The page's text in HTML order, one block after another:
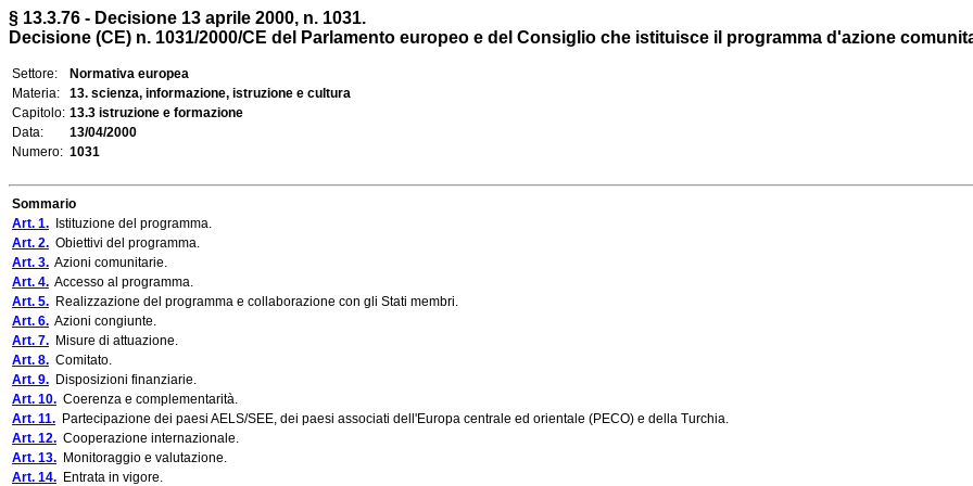
§ 13.3.76 - Decisione 13 aprile 2000, n. 1031.
Decisione (CE) n. 1031/2000/CE del Parlamento europeo e del Consiglio che istituisce il programma d'azione
Settore:
Normativa europea
Materia:
13. scienza, informazione, istruzione e cultura
Capitolo: 13.3 istruzione e formazione
Data:
13/04/2000
Numero: 1031
Sommario
Art. 1. Istituzione del programma.
Art. 2. Obiettivi del programma.
Art. 3. Azioni comunitarie.
Art. 4. Accesso al programma.
Art. 5. Realizzazione del programma e collaborazione con gli Stati membri.
Art. 6. Azioni congiunte.
Art. 7. Misure di attuazione.
Art. 8. Comitato.
Art. 9. Disposizioni finanziarie.
Art. 10. Coerenza e complementarità.
Art. 11. Partecipazione dei paesi AELS/SEE, dei paesi associati dell'Europa centrale ed orientale (PECO) e della Turchia.
Art. 12. Cooperazione internazionale.
Art. 13. Monitoraggio e valutazione.
Art. 14. Entrata in vigore.